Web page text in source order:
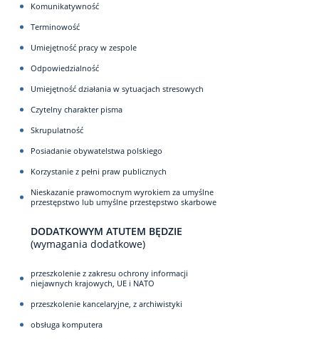
Komunikatywność
Terminowość
Umiejętność pracy w zespole
Odpowiedzialność
Umiejętność działania w sytuacjach stresowych
Czytelny charakter pisma
Skrupulatność
Posiadanie obywatelstwa polskiego
Korzystanie z pełni praw publicznych
Nieskazanie prawomocnym wyrokiem za umyślne
przestępstwo lub umyślne przestępstwo skarbowe
DODATKOWYM ATUTEM BĘDZIE
(wymagania dodatkowe)
przeszkolenie z zakresu ochrony informacji
niejawnych krajowych, UE i NATO
przeszkolenie kancelaryjne, z archiwistyki
obsługa komputera